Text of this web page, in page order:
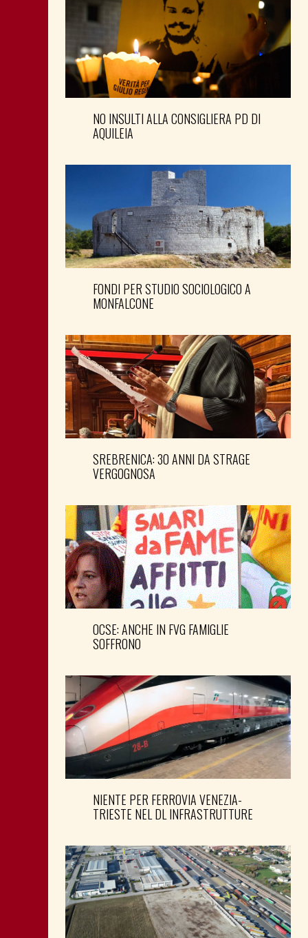
NO INSULTI ALLA CONSIGLIERA PD DI
AQUILEIA
FONDI PER STUDIO SOCIOLOGICO A
MONFALCONE
SREBRENICA: 30 ANNI DA STRAGE
VERGOGNOSA
OCSE: ANCHE IN FVG FAMIGLIE
SOFFRONO
NIENTE PER FERROVIA VENEZIA-
TRIESTE NEL DL INFRASTRUTTURE